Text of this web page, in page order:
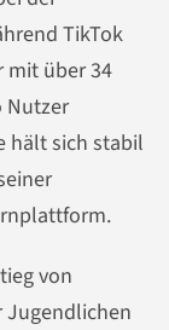
TikTok
mit über 34
Nutzer
hält sich stabil
von
Jugendlichen